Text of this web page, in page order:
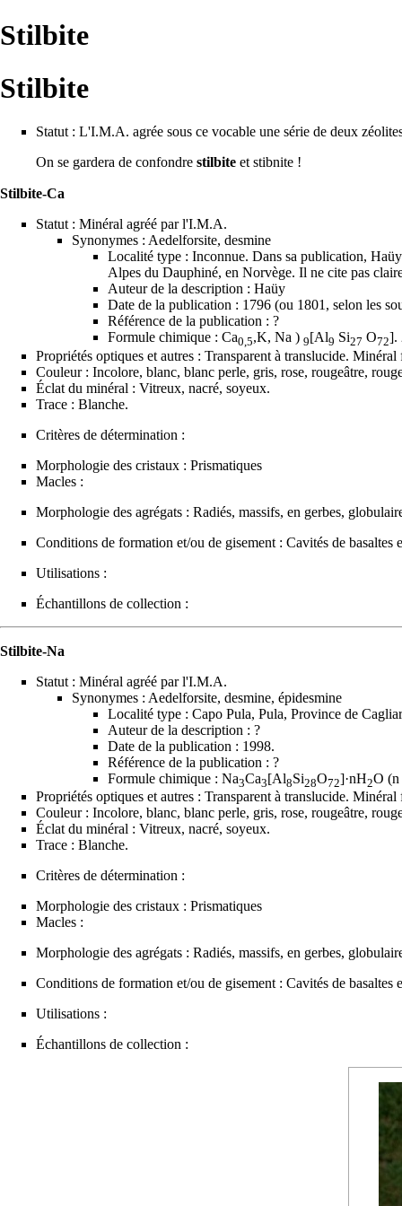
Stilbite
Stilbite
Statut : L'I.M.A. agrée sous ce vocable une série de deux
On se gardera de confondre stilbite et stibnite !
Stilbite-Ca
Statut : Minéral agréé par l'I.M.A.
Synonymes : Aedelforsite, desmine
Localité type : Inconnue. Dans sa publication, Haüy
Alpes du Dauphiné, en Norvège. Il ne cite pas
Auteur de la description : Haüy
Date de la publication : 1796 (ou 1801, selon les
Référence de la publication : ?
Formule chimique : Ca0,5,K, Na ) 9[Al9 Si27 O72].
Propriétés optiques et autres : Transparent à translucide. Minéral
Couleur : Incolore, blanc, blanc perle, gris, rose, rougeâtre,
Éclat du minéral : Vitreux, nacré, soyeux.
Trace : Blanche.
Critères de détermination :
Morphologie des cristaux : Prismatiques
Macles :
Morphologie des agrégats : Radiés, massifs, en gerbes,
Conditions de formation et/ou de gisement : Cavités de basaltes
Utilisations :
Échantillons de collection :
Stilbite-Na
Statut : Minéral agréé par l'I.M.A.
Synonymes : Aedelforsite, desmine, épidesmine
Localité type : Capo Pula, Pula, Province de
Auteur de la description : ?
Date de la publication : 1998.
Référence de la publication : ?
Formule chimique : Na3Ca3[Al8Si28O72]·nH2O (n
Propriétés optiques et autres : Transparent à translucide. Minéral
Couleur : Incolore, blanc, blanc perle, gris, rose, rougeâtre,
Éclat du minéral : Vitreux, nacré, soyeux.
Trace : Blanche.
Critères de détermination :
Morphologie des cristaux : Prismatiques
Macles :
Morphologie des agrégats : Radiés, massifs, en gerbes,
Conditions de formation et/ou de gisement : Cavités de basaltes
Utilisations :
Échantillons de collection :